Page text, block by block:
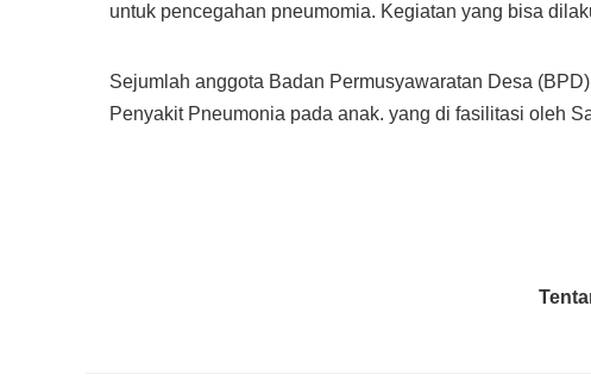
untuk pencegahan pneumomia. Kegiatan yang bisa
Sejumlah anggota Badan Permusyawaratan Desa
Penyakit Pneumonia pada anak. yang di fasilitasi oleh